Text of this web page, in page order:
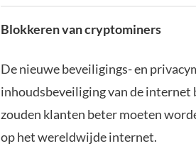
Blokkeren van cryptominers
De nieuwe beveiligings- en
inhoudsbeveiliging van de internet
zouden klanten beter moeten
op het wereldwijde internet.